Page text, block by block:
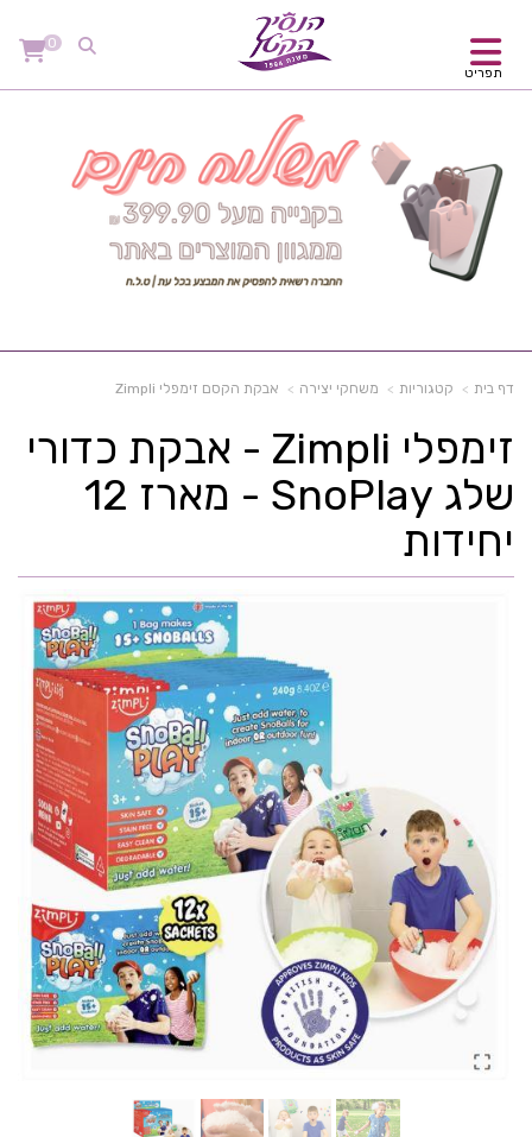
תפריט
0
דף בית קטגוריות משחקי יצירה אבקת הקסם זימפלי Zimpli
זימפלי Zimpli - אבקת כדורי
שלג SnoPlay - מארז 12
יחידות